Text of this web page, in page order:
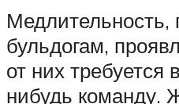
Медлительность,
бульдогам,
от них требуется
нибудь команду.